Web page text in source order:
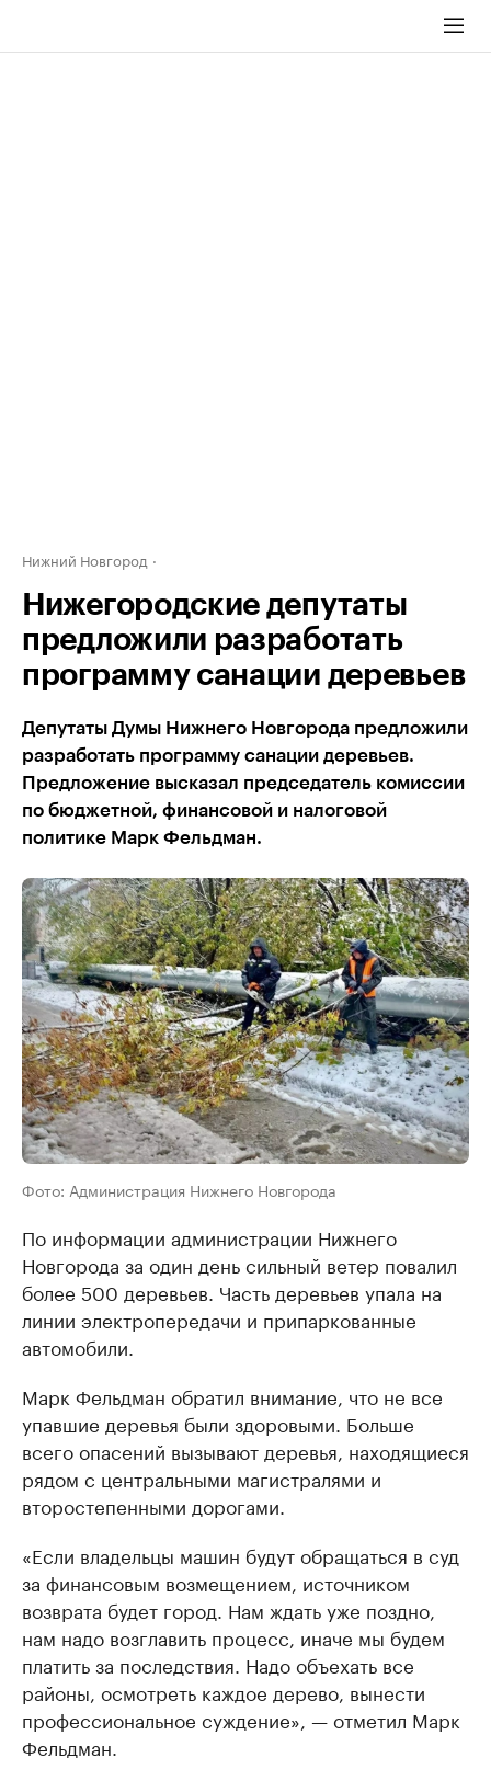
Нижний Новгород
Нижегородские депутаты
предложили разработать
программу санации деревьев
Депутаты Думы Нижнего Новгорода предложили
разработать программу санации деревьев.
Предложение высказал председатель комиссии
по бюджетной, финансовой и налоговой
политике Марк Фельдман.
Фото: Администрация Нижнего Новгорода
По информации администрации Нижнего
Новгорода за один день сильный ветер повалил
более 500 деревьев. Часть деревьев упала на
линии электропередачи и припаркованные
автомобили.
Марк Фельдман обратил внимание, что не все
упавшие деревья были здоровыми. Больше
всего опасений вызывают деревья, находящиеся
рядом с центральными магистралями и
второстепенными дорогами.
«Если владельцы машин будут обращаться в суд
за финансовым возмещением, источником
возврата будет город. Нам ждать уже поздно,
нам надо возглавить процесс, иначе мы будем
платить за последствия. Надо объехать все
районы, осмотреть каждое дерево, вынести
профессиональное суждение», — отметил Марк
Фельдман.